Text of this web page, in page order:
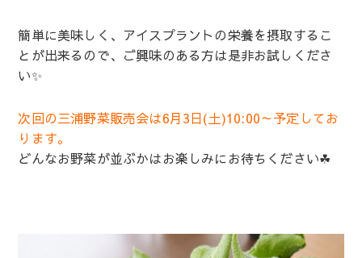
簡単に美味しく、アイスプラントの栄養を摂取するこ
とが出来るので、ご興味のある方は是非お試しくださ
い✨
次回の三浦野菜販売会は6月3日(土)10:00～予定してお
ります。
どんなお野菜が並ぶかはお楽しみにお待ちください☘